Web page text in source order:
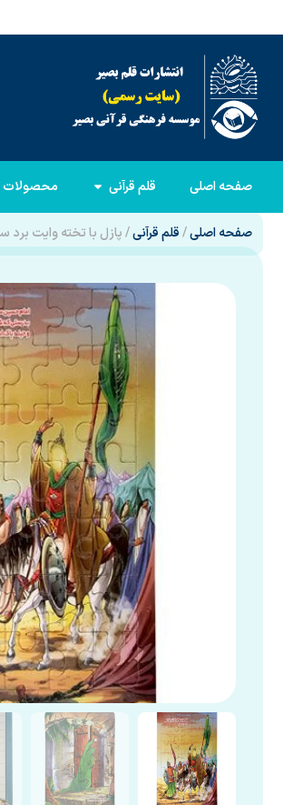
صفحه اصلی قلم قرآنی محصولات
صفحه اصلی/قلم قرآنی/ پازل با تخته وایت برد